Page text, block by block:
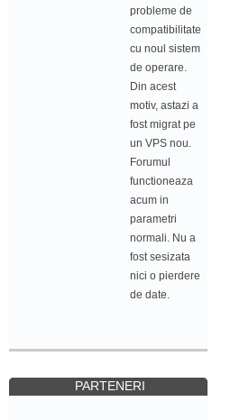
probleme de
compatibilitate
cu noul sistem
de operare.
Din acest
motiv, astazi a
fost migrat pe
un VPS nou.
Forumul
functioneaza
acum in
parametri
normali. Nu a
fost sesizata
nici o pierdere
de date.
PARTENERI